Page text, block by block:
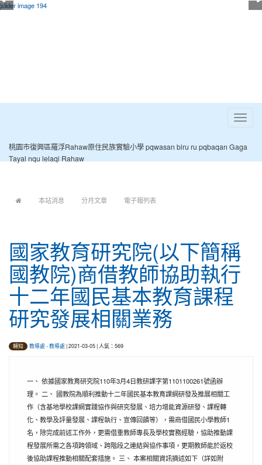
Toggle
桃園市復興區羅浮Rahaw原住民族實驗小學 pqwasan biru ru pqbaqan Gaga
Tayal nqu lelaqi Rahaw
本站消息 分月文章 電子報列表
國家教育研究院(以下簡稱
國教院)商借教師協助執行
十二年國民基本教育課程
研究發展相關業務
轉知 教導處-教導處| 2021-03-05 | 人氣：569
一、 依據國家教育研究院110年3月4日教研課字第1101100261號函辦
理。 二、 國教院為順利推動十二年國民基本教育課綱研發及推展相關工
作（含基地學校課綱實踐協作與研究發展、培力增能資源研發、課程轉
化、教學及評量發展、課程執行、宣傳回饋等），需商借國民小學教師1
名，除完成前述工作外，更需借重教師專長及學校實務經驗，協助推動課
程發展所需之各項跨領域、跨階段之連結與協作事項，更期教師能於返校
後協助課程推動相關配套措施。 三、 本案相關資訊摘述如下（詳如附